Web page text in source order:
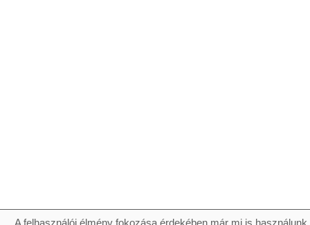
A felhasználói élmény fokozása érdekében már mi is